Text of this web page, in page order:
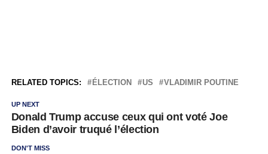
RELATED TOPICS: ÉLECTION US VLADIMIR POUTINE
UP NEXT
Donald Trump accuse ceux qui ont voté Joe
Biden d’avoir truqué l’élection
DON'T MISS